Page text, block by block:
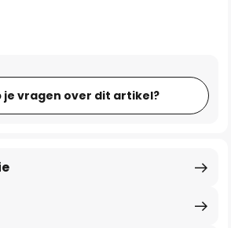
je vragen over dit artikel?